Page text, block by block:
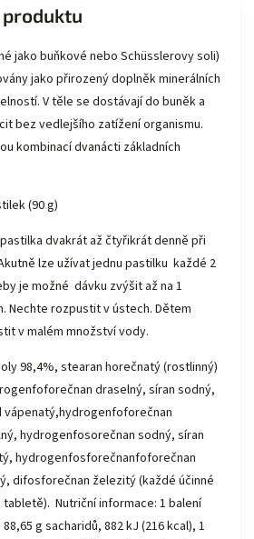
jako buňkové nebo Schüsslerovy soli)
jako přirozený doplněk minerálních
V těle se dostávají do buněk a
bez vedlejšího zatížení organismu.
kombinací dvanácti základních
(90 g)
dvakrát až čtyřikrát denně při
lze užívat jednu pastilku každé 2
je možné dávku zvýšit až na 1
Nechte rozpustit v ústech. Dětem
v malém množství vody.
98,4%, stearan horečnatý (rostlinný)
draselný, síran sodný,
hydrogenfosorečnan sodný, síran
hydrogenfosforečnanfoforečnan
difosforečnan železitý (každé účinné
Nutriční informace: 1 balení
g sacharidů, 882 kJ (216 kcal), 1